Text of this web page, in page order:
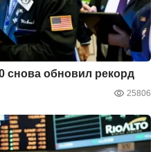
снова обновил рекорд
25806